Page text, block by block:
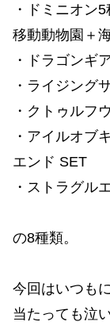
・ドミニオン
移動動物園＋
・ドラゴンギ
・ライジング
・クトゥルフ
・アイルオブ
エンド SET
・ストラグル
の8種類。
今回はいつも
当たっても泣